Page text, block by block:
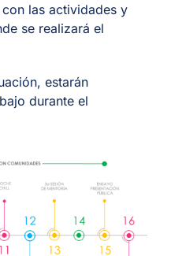
las actividades y
se realizará el
estarán
durante el